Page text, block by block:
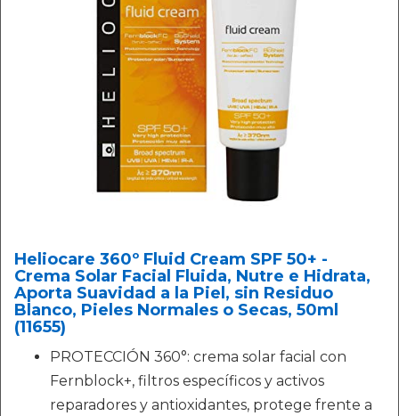
Heliocare 360º Fluid Cream SPF 50+ -
Crema Solar Facial Fluida, Nutre e Hidrata,
Aporta Suavidad a la Piel, sin Residuo
Blanco, Pieles Normales o Secas, 50ml
(11655)
PROTECCIÓN 360°: crema solar facial con
Fernblock+, filtros específicos y activos
reparadores y antioxidantes, protege frente a